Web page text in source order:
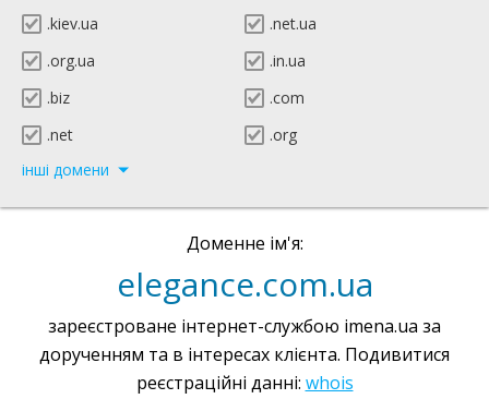
.kiev.ua
.net.ua
.org.ua
.in.ua
.biz
.com
.net
.org
інші домени
Доменне ім'я:
elegance.com.ua
зареєстроване інтернет-службою imena.ua за
дорученням та в інтересах клієнта. Подивитися
реєстраційні данні: whois